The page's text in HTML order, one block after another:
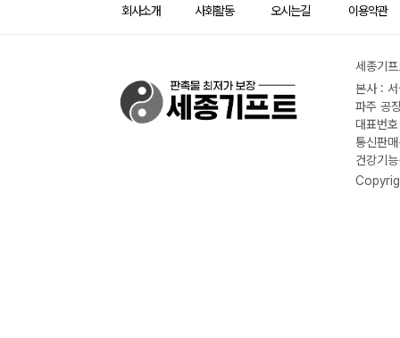
회사소개 사회활동 오시는길 이용약관
세종기
본사 :
파주 공
대표번
통신판
건강기